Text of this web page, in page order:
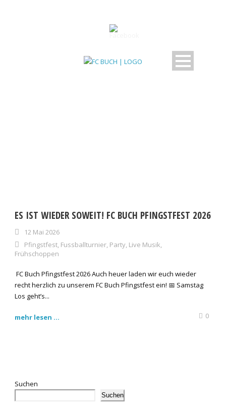
ES IST WIEDER SOWEIT! FC BUCH PFINGSTFEST 2026
12 Mai 2026
Pfingstfest Fussballturnier Party Live Musik
Frühschoppen
FC Buch Pfingstfest 2026 Auch heuer laden wir euch wieder
recht herzlich zu unserem FC Buch Pfingstfest ein! 📅 Samstag
Los geht’s...
mehr lesen ... 0
Suchen
Suchen